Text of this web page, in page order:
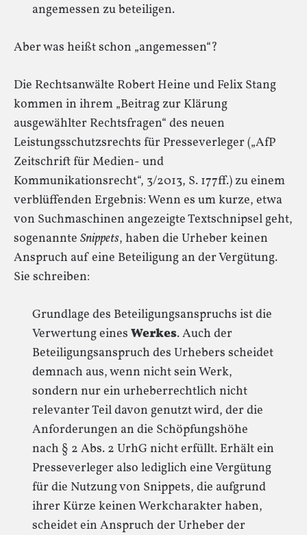
angemessen zu beteiligen.
Aber was heißt schon „angemessen“?
Die Rechtsanwälte Robert Heine und Felix Stang
kommen in ihrem „Beitrag zur Klärung
ausgewählter Rechtsfragen“ des neuen
Leistungsschutzsrechts für Presseverleger („AfP
Zeitschrift für Medien- und
Kommunikationsrecht“, 3/2013, S. 177ff.) zu einem
verblüffenden Ergebnis: Wenn es um kurze, etwa
von Suchmaschinen angezeigte Textschnipsel geht,
sogenannte Snippets, haben die Urheber keinen
Anspruch auf eine Beteiligung an der Vergütung.
Sie schreiben:
Grundlage des Beteiligungsanspruchs ist die
Verwertung eines Werkes. Auch der
Beteiligungsanspruch des Urhebers scheidet
demnach aus, wenn nicht sein Werk,
sondern nur ein urheberrechtlich nicht
relevanter Teil davon genutzt wird, der die
Anforderungen an die Schöpfungshöhe
nach § 2 Abs. 2 UrhG nicht erfüllt. Erhält ein
Presseverleger also lediglich eine Vergütung
für die Nutzung von Snippets, die aufgrund
ihrer Kürze keinen Werkcharakter haben,
scheidet ein Anspruch der Urheber der